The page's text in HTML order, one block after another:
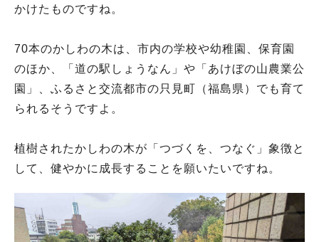
かけたものですね。
70本のかしわの木は、市内の学校や幼稚園、保育園
のほか、「道の駅しょうなん」や「あけぼの山農業公
園」、ふるさと交流都市の只見町（福島県）でも育て
られるそうですよ。
植樹されたかしわの木が「つづくを、つなぐ」象徴と
して、健やかに成長することを願いたいですね。